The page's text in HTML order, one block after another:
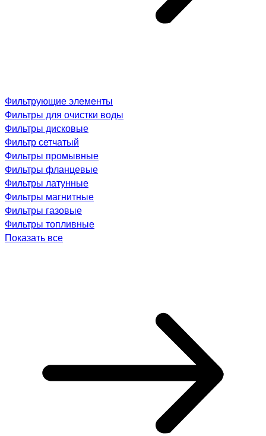
Фильтрующие элементы
Фильтры для очистки воды
Фильтры дисковые
Фильтр сетчатый
Фильтры промывные
Фильтры фланцевые
Фильтры латунные
Фильтры магнитные
Фильтры газовые
Фильтры топливные
Показать все